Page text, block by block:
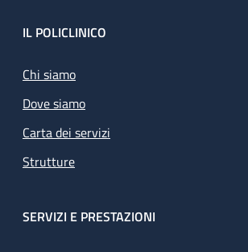
Footer
IL POLICLINICO
Chi siamo
Dove siamo
Carta dei servizi
Strutture
SERVIZI E PRESTAZIONI